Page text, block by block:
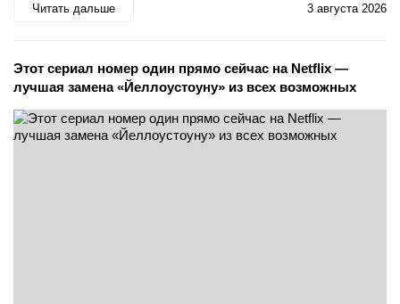
Читать дальше 3 августа 2026
Этот сериал номер один прямо сейчас на Netflix —
лучшая замена «Йеллоустоуну» из всех возможных